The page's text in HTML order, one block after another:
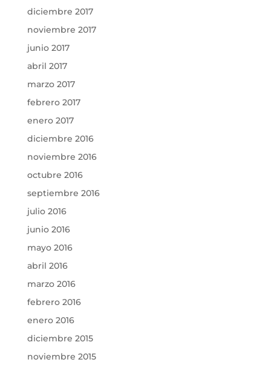
diciembre 2017
noviembre 2017
junio 2017
abril 2017
marzo 2017
febrero 2017
enero 2017
diciembre 2016
noviembre 2016
octubre 2016
septiembre 2016
julio 2016
junio 2016
mayo 2016
abril 2016
marzo 2016
febrero 2016
enero 2016
diciembre 2015
noviembre 2015